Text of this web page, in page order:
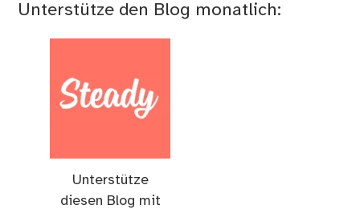
Unterstütze den Blog monatlich:
Unterstütze
diesen Blog mit